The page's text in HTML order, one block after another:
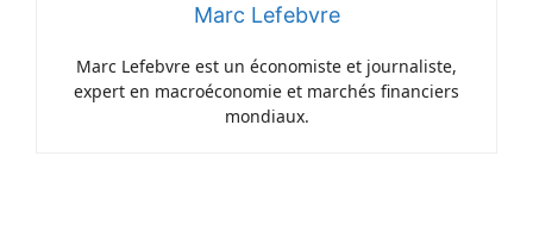
Marc Lefebvre
Marc Lefebvre est un économiste et journaliste,
expert en macroéconomie et marchés financiers
mondiaux.